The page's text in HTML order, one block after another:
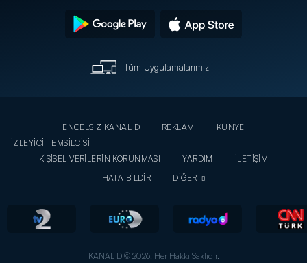
Tüm Uygulamalarımız
ENGELSİZ KANAL D REKLAM
KÜNYE
İZLEYİCİ TEMSİLCİSİ
KİŞİSEL VERİLERİN KORUNMASI
YARDIM
İLETİŞİM
HATA BİLDİR
DİĞER
KANAL D © 2026. Her Hakkı Saklıdır.